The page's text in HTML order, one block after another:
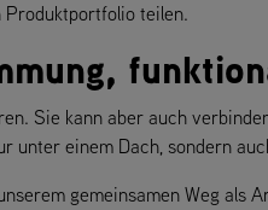
teilen.
Sie kann aber auch
unter einem Dach, sondern
gemeinsamen Weg als